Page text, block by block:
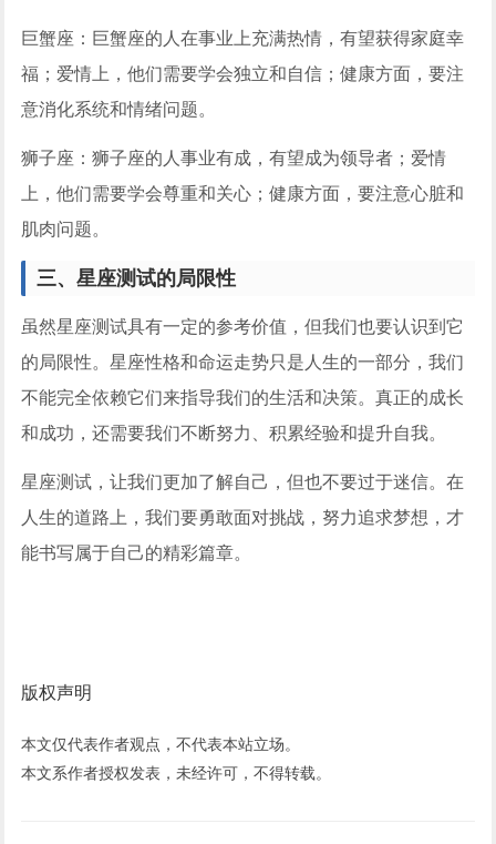
巨蟹座：巨蟹座的人在事业上充满热情，有望获得家庭幸
福；爱情上，他们需要学会独立和自信；健康方面，要注
意消化系统和情绪问题。
狮子座：狮子座的人事业有成，有望成为领导者；爱情
上，他们需要学会尊重和关心；健康方面，要注意心脏和
肌肉问题。
三、星座测试的局限性
虽然星座测试具有一定的参考价值，但我们也要认识到它
的局限性。星座性格和命运走势只是人生的一部分，我们
不能完全依赖它们来指导我们的生活和决策。真正的成长
和成功，还需要我们不断努力、积累经验和提升自我。
星座测试，让我们更加了解自己，但也不要过于迷信。在
人生的道路上，我们要勇敢面对挑战，努力追求梦想，才
能书写属于自己的精彩篇章。
版权声明
本文仅代表作者观点，不代表本站立场。
本文系作者授权发表，未经许可，不得转载。